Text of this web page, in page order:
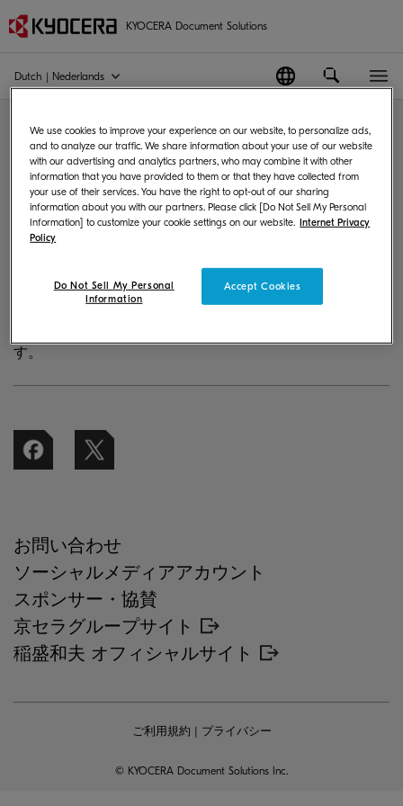
KYOCERA Document Solutions
Dutch | Nederlands
Put knowledge to work. 知識
を仕事に活かす。
京セラドキュメントソリューションズは、1934年の創業以
来、先端技術を探求・展開して来ました。 私たちは、お
客様が情報を知識に変え、その知識を効果的に利用し、競
争力を高めることをお手伝いします。 高度な専門性と協
調・共感の企業文化を背景に、お客様がさらなる変革に向
す。
お問い合わせ
ソーシャルメディアアカウント
スポンサー・協賛
京セラグループサイト
稲盛和夫 オフィシャルサイト
ご利用規約 | プライバシー
© KYOCERA Document Solutions Inc.
We use cookies to improve your experience on our website, to personalize ads,
and to analyze our traffic. We share information about your use of our website
with our advertising and analytics partners, who may combine it with other
information that you have provided to them or that they have collected from
your use of their services. You have the right to opt-out of our sharing
information about you with our partners. Please click [Do Not Sell My Personal
Information] to customize your cookie settings on our website.
Internet Privacy
Policy
Accept Cookies
Do Not Sell My Personal
Information